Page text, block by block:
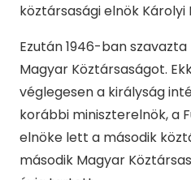
köztársasági elnök Károlyi
Ezután 1946-ban
Magyar Köztársaságot.
véglegesen a királyság
korábbi miniszterelnök, a
elnöke lett a második
második Magyar